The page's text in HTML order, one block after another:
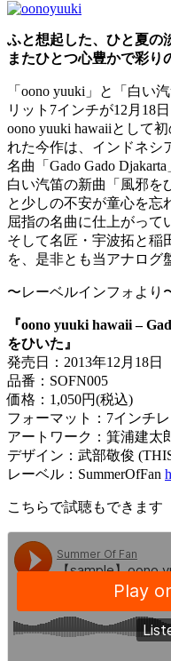
ふと想起した、ひと夏の
またひとつ心豊かで彩り
「oono yuuki」と「白い
リット7インチが12月18
oono yuuki hawaiiとして
れた今作は、インドネシ
名曲「Gado Gado
白い汽笛の新曲「風邪を
と少しの不安が童心を忘
屈指の名曲に仕上がって
そして名匠・宇波拓と稲
を、是非とも当アナログ
〜レーベルインフォより
『oono yuuki hawaii –
をひいた』
発売日：2013年12月18日
品番：SOFN005
価格：1,050円(税込)
フォーマット：7インチ
アートワーク：箕浦建太
デザイン：武部敬俊
レーベル：SummerOfFan
こちらで試聴もできます